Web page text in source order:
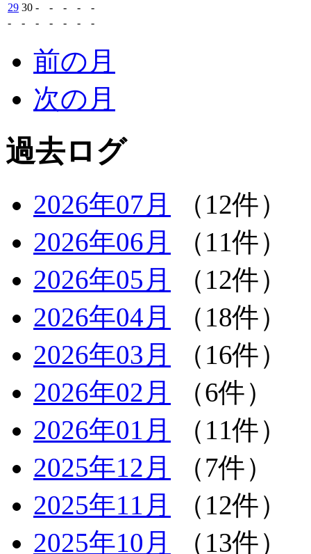
29 30 - - - -
-
-
- - - - - -
前の月
次の月
過去ログ
2026年07月
（12件）
2026年06月
（11件）
2026年05月
（12件）
2026年04月
（18件）
2026年03月
（16件）
2026年02月
（6件）
2026年01月
（11件）
2025年12月
（7件）
2025年11月
（12件）
2025年10月
（13件）